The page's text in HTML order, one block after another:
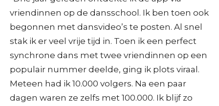
vriendinnen op de dansschool. Ik ben toen ook
begonnen met dansvideo’s te posten. Al snel
stak ik er veel vrije tijd in. Toen ik een perfect
synchrone dans met twee vriendinnen op een
populair nummer deelde, ging ik plots viraal.
Meteen had ik 10.000 volgers. Na een paar
dagen waren ze zelfs met 100.000. Ik blijf zo